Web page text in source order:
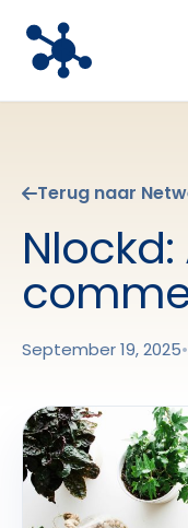
Terug naar
September 19, 2025•